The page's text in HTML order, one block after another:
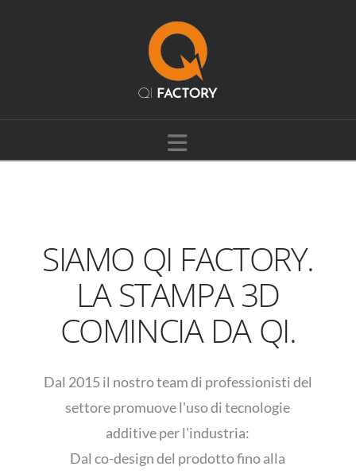
Navigation
SIAMO QI FACTORY.
LA STAMPA 3D
COMINCIA DA QI.
Dal 2015 il nostro team di professionisti del
settore promuove l'uso di tecnologie
additive per l'industria:
Dal co-design del prodotto fino alla